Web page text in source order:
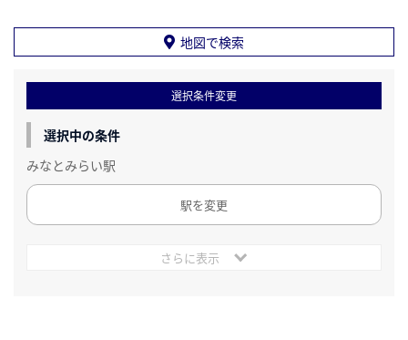
地図で検索
選択条件変更
選択中の条件
みなとみらい駅
駅を変更
さらに表示